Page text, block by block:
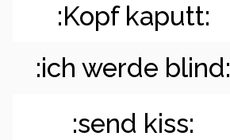
:Kopf kaputt:
:ich werde blind:
:send kiss: